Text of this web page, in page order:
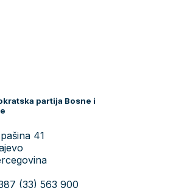
partija Bosne i
41
(33) 563 900